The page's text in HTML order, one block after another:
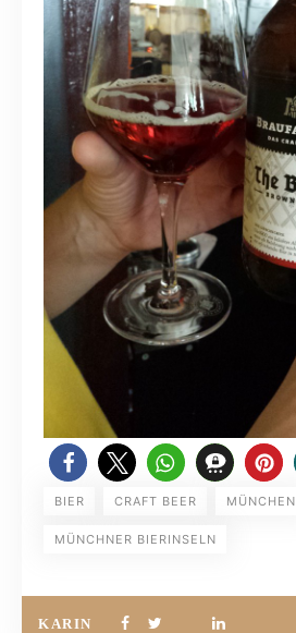
BIER CRAFT BEER MÜNCHEN
MÜNCHNER BIERINSELN
KARIN